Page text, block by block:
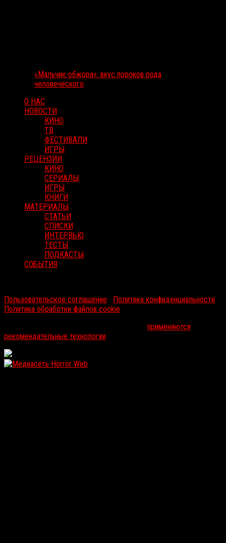
«Мальчик-обжора»: вкус пороков рода
человеческого
О НАС
НОВОСТИ
КИНО
ТВ
ФЕСТИВАЛИ
ИГРЫ
РЕЦЕНЗИИ
КИНО
СЕРИАЛЫ
ИГРЫ
КНИГИ
МАТЕРИАЛЫ
СТАТЬИ
СПИСКИ
ИНТЕРВЬЮ
ТЕСТЫ
ПОДКАСТЫ
СОБЫТИЯ
Пользовательское соглашение
Политика конфиденциальности
Политика обработки файлов cookie
применяются
рекомендательные технологии